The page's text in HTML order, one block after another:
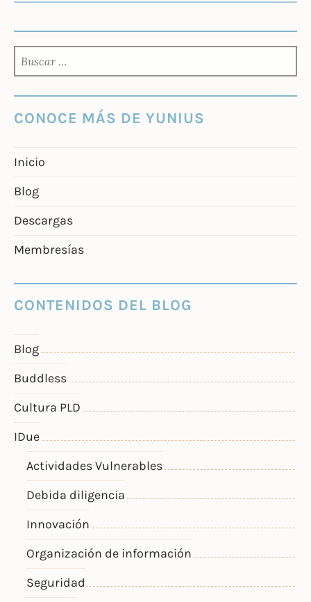
CONOCE MÁS DE YUNIUS
Inicio
Blog
Descargas
Membresías
CONTENIDOS DEL BLOG
Blog
Buddless
Cultura PLD
IDue
Actividades Vulnerables
Debida diligencia
Innovación
Organización de información
Seguridad